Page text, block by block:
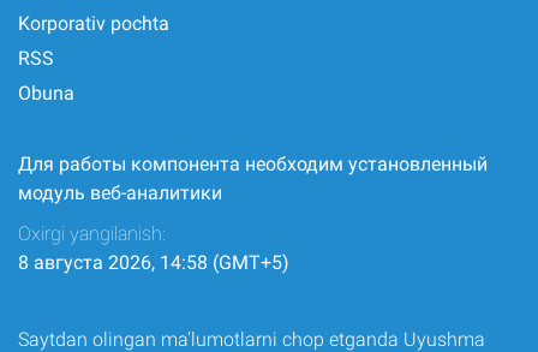
Korporativ pochta
RSS
Obuna
Для работы компонента необходим установленный
модуль веб-аналитики
Oxirgi yangilanish:
8 августа 2026, 14:58 (GMT+5)
Saytdan olingan ma’lumotlarni chop etganda Uyushma